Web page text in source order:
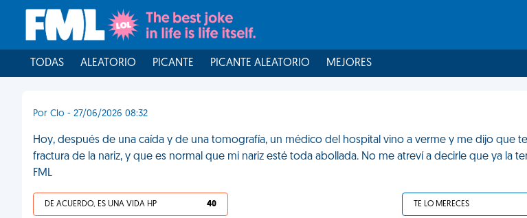
TODAS ALEATORIO PICANTE PICANTE ALEATORIO MEJORES
Por Clo - 27/06/2026 08:32
Hoy, después de una caída y de una tomografía, un médico del hospital vino a verme y me dijo que
fractura de la nariz, y que es normal que mi nariz esté toda abollada. No me atreví a decirle que ya la
FML
DE ACUERDO, ES UNA VIDA HP 40 TE LO MERECES